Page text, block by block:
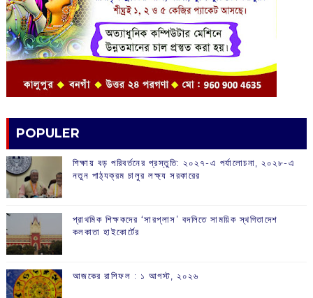
POPULER
শিক্ষায় বড় পরিবর্তনের প্রস্তুতি: ২০২৭-এ পর্যালোচনা, ২০২৮-এ
নতুন পাঠ্যক্রম চালুর লক্ষ্য সরকারের
প্রাথমিক শিক্ষকদের ‘সারপ্লাস’ বদলিতে সাময়িক স্থগিতাদেশ
কলকাতা হাইকোর্টের
আজকের রাশিফল :‌ ‌‌১ আগস্ট, ২০২৬